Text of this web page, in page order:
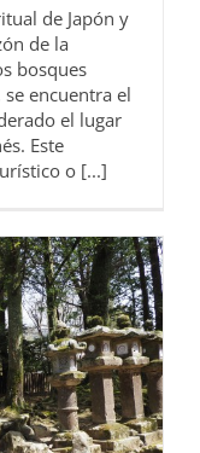
de Japón y
de la
bosques
encuentra el
el lugar
Este
o [...]